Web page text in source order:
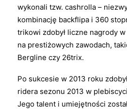
wykonali tzw. cashrolla –
kombinację backflipa i 360
trikowi zdobył liczne nagrody
na prestiżowych zawodach,
Bergline czy 26trix.
Po sukcesie w 2013 roku
ridera sezonu 2013 w
Jego talent i umiejętności